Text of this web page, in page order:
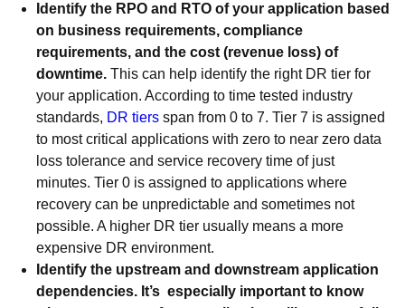
Identify the RPO and RTO of your application based
on business requirements, compliance
requirements, and the cost (revenue loss) of
downtime. This can help identify the right DR tier for
your application. According to time tested industry
standards, DR tiers span from 0 to 7. Tier 7 is assigned
to most critical applications with zero to near zero data
loss tolerance and service recovery time of just
minutes. Tier 0 is assigned to applications where
recovery can be unpredictable and sometimes not
possible. A higher DR tier usually means a more
expensive DR environment.
Identify the upstream and downstream application
dependencies. It’s especially important to know